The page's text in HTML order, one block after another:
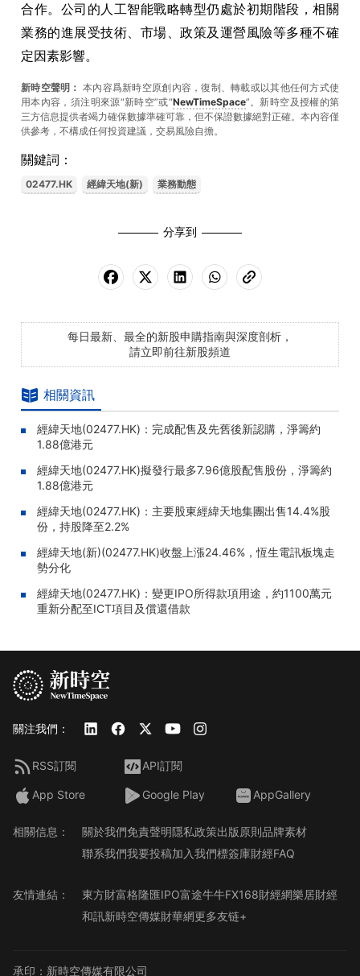
合作。公司的人工智能戰略轉型仍處於初期階段，相關
業務的進展受技術、市場、政策及運營風險等多種不確
定因素影響。
新時空聲明： 本內容爲新時空原創內容，復制、轉載或以其他任何方式使
用本內容，須注明來源“新時空”或“NewTimeSpace”。新時空及授權的第
三方信息提供者竭力確保數據準確可靠，但不保證數據絕對正確。本內容僅
供參考，不構成任何投資建議，交易風險自擔。
關鍵詞：
02477.HK 經緯天地(新) 業務動態
分享到
每日最新、最全的新股申購指南與深度剖析，
請立即前往新股頻道
相關資訊
經緯天地(02477.HK)：完成配售及先舊後新認購，淨籌約
1.88億港元
經緯天地(02477.HK)擬發行最多7.96億股配售股份，淨籌約
1.88億港元
經緯天地(02477.HK)：主要股東經緯天地集團出售14.4%股
份，持股降至2.2%
經緯天地(新)(02477.HK)收盤上漲24.46%，恆生電訊板塊走
勢分化
經緯天地(02477.HK)：變更IPO所得款項用途，約1100萬元
重新分配至ICT項目及償還借款
關注我們：
RSS訂閱 API訂閱
App Store Google Play AppGallery
相關信息： 關於我們免責聲明隱私政策出版原則品牌素材
聯系我們我要投稿加入我們標簽庫財經FAQ
友情連結： 東方財富格隆匯IPO富途牛牛FX168財經網樂居財經
和訊新時空傳媒財華網更多友链+
承印：新時空傳媒有限公司